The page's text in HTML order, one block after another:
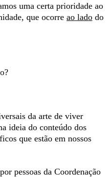
uma certa prioridade ao
que ocorre ao lado do
da arte de viver
ideia do conteúdo dos
que estão em nossos
pessoas da Coordenação